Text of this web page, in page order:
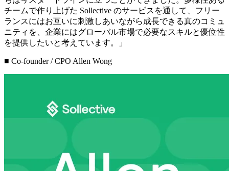
チームで作り上げた Sollective のサービスを通して、フリー
ランスにはお互いに刺激しあいながら成長できる真のコミュ
ニティを、企業にはグローバル市場で必要なスキルと優位性
を提供したいと考えています。
」
■ Co-founder / CPO Allen Wong